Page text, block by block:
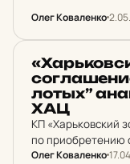
Олег Коваленко
НОВИНИ ХАРКОВА
лотых”
ХАЦ
КП «Харьковский
по приобретению
ФОТ Марченко
Олег Коваленко